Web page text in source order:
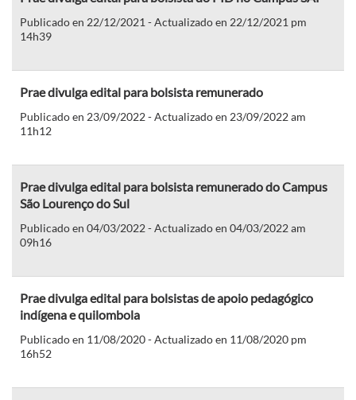
Publicado en 22/12/2021 - Actualizado en 22/12/2021 pm
14h39
Prae divulga edital para bolsista remunerado
Publicado en 23/09/2022 - Actualizado en 23/09/2022 am
11h12
Prae divulga edital para bolsista remunerado do Campus
São Lourenço do Sul
Publicado en 04/03/2022 - Actualizado en 04/03/2022 am
09h16
Prae divulga edital para bolsistas de apoio pedagógico
indígena e quilombola
Publicado en 11/08/2020 - Actualizado en 11/08/2020 pm
16h52